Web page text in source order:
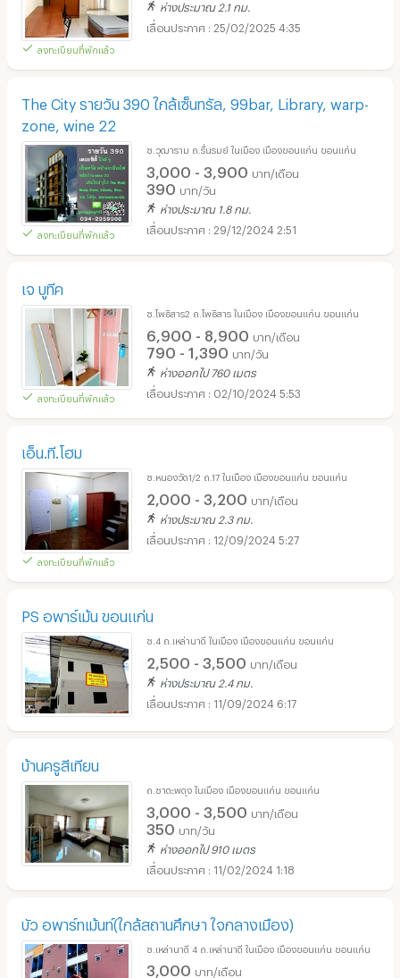
ลงทะเบียนที่พักแล้ว
ห่างประมาณ 2.1 กม.
25/02/2025 4:35
The City รายวัน 390 ใกล้เซ็นทรัล, 99bar, Library, warp-
zone, wine 22
ลงทะเบียนที่พักแล้ว
ซ.วุฒาราม ถ.รื่นรมย์ ในเมือง เมืองขอนแก่น ขอนแก่น
3,000 - 3,900 บาท/เดือน
390 บาท/วัน
ห่างประมาณ 1.8 กม.
29/12/2024 2:51
เจ บูทีค
ลงทะเบียนที่พักแล้ว
ซ.โพธิสาร2 ถ.โพธิสาร ในเมือง เมืองขอนแก่น ขอนแก่น
6,900 - 8,900 บาท/เดือน
790 - 1,390 บาท/วัน
ห่างออกไป 760 เมตร
02/10/2024 5:53
เอ็น.ที.โฮม
ลงทะเบียนที่พักแล้ว
ซ.หนองวัด1/2 ถ.17 ในเมือง เมืองขอนแก่น ขอนแก่น
2,000 - 3,200 บาท/เดือน
ห่างประมาณ 2.3 กม.
12/09/2024 5:27
PS อพาร์เม้น ขอนแก่น
ซ.4 ถ.เหล่านาดี ในเมือง เมืองขอนแก่น ขอนแก่น
2,500 - 3,500 บาท/เดือน
ห่างประมาณ 2.4 กม.
11/09/2024 6:17
บ้านครูสีเทียน
ถ.ชาตะพดุง ในเมือง เมืองขอนแก่น ขอนแก่น
3,000 - 3,500 บาท/เดือน
350 บาท/วัน
ห่างออกไป 910 เมตร
11/02/2024 1:18
บัว อพาร์ทเม้นท์(ใกล้สถานศึกษา ใจกลางเมือง)
ซ.เหล่านาดี 4 ถ.เหล่านาดี ในเมือง เมืองขอนแก่น ขอนแก่น
3,000 บาท/เดือน